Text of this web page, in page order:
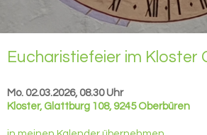
Eu­cha­ris­tie­fei­er im Klos­ter
Mo. 02.03.2026, 08.30 Uhr
Kloster, Glattburg 108, 9245 Oberbüren